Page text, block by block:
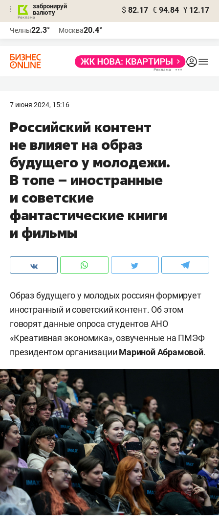
забронируй
валюту
$ 82.17 € 94.84 ¥ 12.17
Челны22.3° Москва20.4°
7 июня 2024, 15:16
Российский контент
не влияет на образ
будущего у молодежи.
В топе – иностранные
и советские
фантастические книги
и фильмы
Образ будущего у молодых россиян формирует
иностранный и советский контент. Об этом
говорят данные опроса студентов АНО
«Креативная экономика», озвученные на ПМЭФ
президентом организации Мариной Абрамовой.